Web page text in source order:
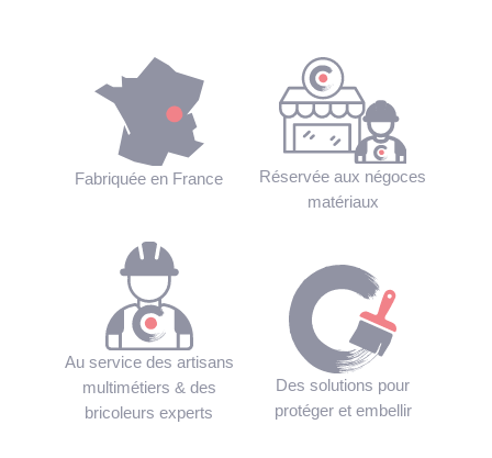
Fabriquée en France
Au service des artisans
multimétiers & des
bricoleurs experts
Réservée aux négoces
matériaux
Des solutions pour
protéger et embellir